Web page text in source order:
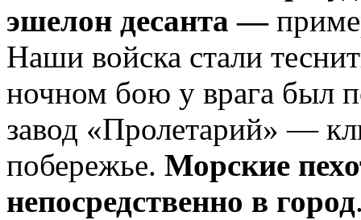
эшелон десанта —
Наши войска стали
ночном бою у врага был
завод «Пролетарий» —
побережье. Морские
непосредственно в город